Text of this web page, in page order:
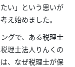
い」という思いが
え始めました。
グで、ある税理士
理士法人りんくの
、なぜ税理士が保